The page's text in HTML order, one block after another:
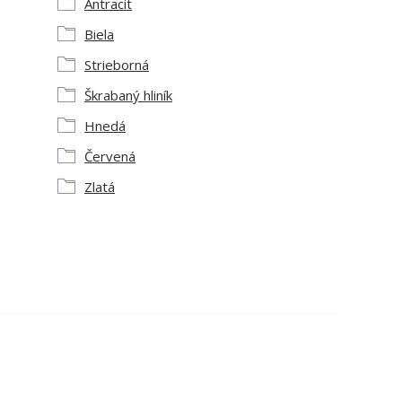
Antracit
Biela
Strieborná
Škrabaný hliník
Hnedá
Červená
Zlatá